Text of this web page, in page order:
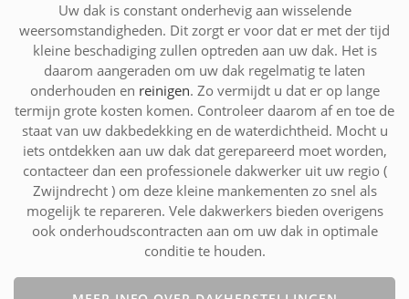
Uw dak is constant onderhevig aan wisselende
weersomstandigheden. Dit zorgt er voor dat er met der tijd
kleine beschadiging zullen optreden aan uw dak. Het is
daarom aangeraden om uw dak regelmatig te laten
onderhouden en reinigen. Zo vermijdt u dat er op lange
termijn grote kosten komen. Controleer daarom af en toe de
staat van uw dakbedekking en de waterdichtheid. Mocht u
iets ontdekken aan uw dak dat gerepareerd moet worden,
contacteer dan een professionele dakwerker uit uw regio (
Zwijndrecht ) om deze kleine mankementen zo snel als
mogelijk te repareren. Vele dakwerkers bieden overigens
ook onderhoudscontracten aan om uw dak in optimale
conditie te houden.